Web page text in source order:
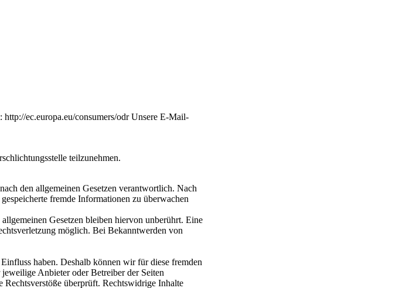
ec.europa.eu/consumers/odr Unsere E-Mail-
teilzunehmen.
den allgemeinen Gesetzen verantwortlich. Nach
fremde Informationen zu überwachen
Gesetzen bleiben hiervon unberührt. Eine
möglich. Bei Bekanntwerden von
haben. Deshalb können wir für diese fremden
Anbieter oder Betreiber der Seiten
überprüft. Rechtswidrige Inhalte